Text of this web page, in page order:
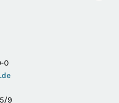
0
9